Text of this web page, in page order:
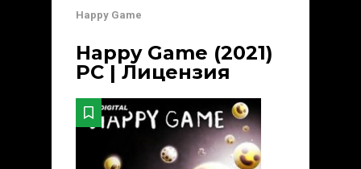
Happy Game
Happy Game (2021)
PC | Лицензия